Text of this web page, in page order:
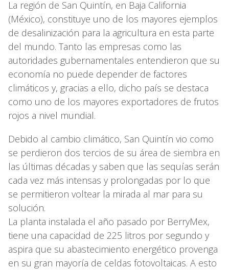
La región de San Quintín, en Baja California
(México), constituye uno de los mayores ejemplos
de desalinización para la agricultura en esta parte
del mundo. Tanto las empresas como las
autoridades gubernamentales entendieron que su
economía no puede depender de factores
climáticos y, gracias a ello, dicho país se destaca
como uno de los mayores exportadores de frutos
rojos a nivel mundial.
Debido al cambio climático, San Quintín vio como
se perdieron dos tercios de su área de siembra en
las últimas décadas y saben que las sequías serán
cada vez más intensas y prolongadas por lo que
se permitieron voltear la mirada al mar para su
solución.
La planta instalada el año pasado por BerryMex,
tiene una capacidad de 225 litros por segundo y
aspira que su abastecimiento energético provenga
en su gran mayoría de celdas fotovoltaicas. A esto